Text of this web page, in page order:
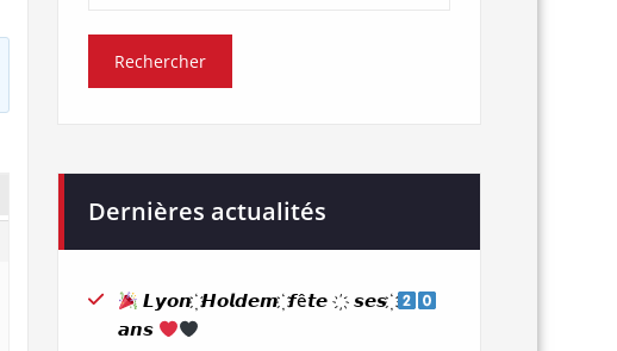
Dernières actualités
𝙇𝙮𝙤𝙣 ҉ 𝙃𝙤𝙡𝙙𝙚𝙢 ҉ 𝙛ê𝙩𝙚 ҉ 𝙨𝙚𝙨 ҉
𝙖𝙣𝙨